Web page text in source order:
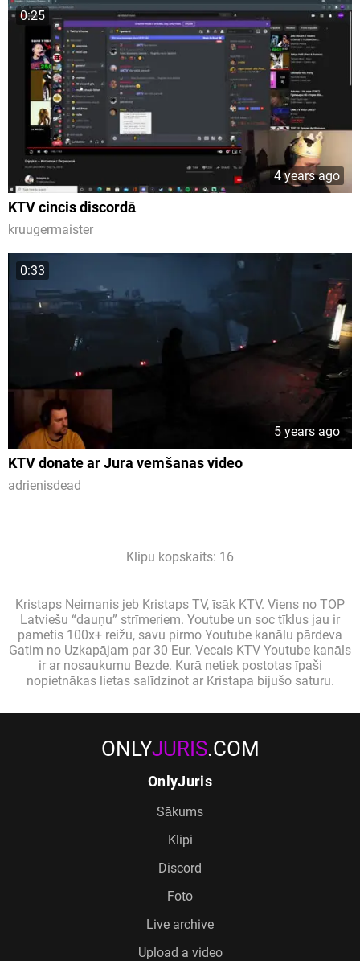
0:25
4 years ago
KTV cincis discordā
kruugermaister
0:33
5 years ago
KTV donate ar Jura vemšanas video
adrienisdead
Klipu kopskaits: 16
Kristaps Neimanis jeb Kristaps TV, īsāk KTV. Viens no TOP
Latviešu “dauņu” strīmeriem. Youtube un soc tīklus jau ir
pametis 100x+ reižu, savu pirmo Youtube kanālu pārdeva
Gatim no Uzkapājam par 30 Eur. Vecais KTV Youtube kanāls
ir ar nosaukumu Bezde. Kurā netiek postotas īpaši
nopietnākas lietas salīdzinot ar Kristapa bijušo saturu.
ONLYJURIS.COM
OnlyJuris
Sākums
Klipi
Discord
Foto
Live archive
Upload a video